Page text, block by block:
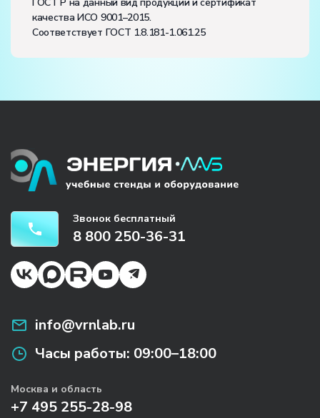
качества ИСО 9001–2015.
Соответствует ГОСТ 1.8.181-1.061.25
Звонок бесплатный
8 800 250-36-31
info@vrnlab.ru
Часы работы: 09:00–18:00
Москва и область
+7 495 255-28-98